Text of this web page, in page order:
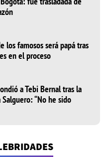
los famosos será papá tras
en el proceso
a Tebi Bernal tras la
“No he sido